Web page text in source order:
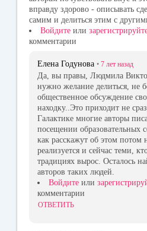
вправду здорово - описывать
самим и делиться этим с
Войдите или
комментарии
Елена Годунова • 7 лет назад
Да, вы правы, Людмила
нужно желание делиться, не
общественное обсуждение
находку..Это приходит не
Галактике многие авторы
посещении образовательных
как расскажут об этом потом
реализуется и сейчас теми,
традициях вырос. Осталось
авторов таких людей.
Войдите или
комментарии
ОТВЕТИТЬ